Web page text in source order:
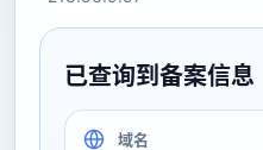
已查询到备案信息
域名